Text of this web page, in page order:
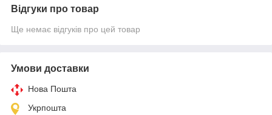
Відгуки про товар
Ще немає відгуків про цей товар
Умови доставки
Нова Пошта
Укрпошта